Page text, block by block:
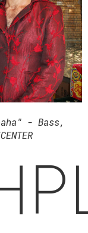
- Bass,